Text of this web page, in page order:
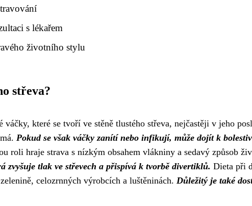
s lékařem
životního stylu
střeva?
které se tvoří ve stěně tlustého střeva, nejčastěji v jeho
Pokud se však váčky zanítí nebo infikují, může dojít k
roli hraje strava s nízkým obsahem vlákniny a sedavý způsob
zvyšuje tlak ve střevech a přispívá k tvorbě divertiklů. Dieta při
celozrnných výrobcích a luštěninách. Důležitý je také